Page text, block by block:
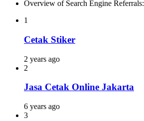
Overview of Search Engine Referrals:
1
Cetak Stiker
2 years ago
2
Jasa Cetak Online Jakarta
6 years ago
3